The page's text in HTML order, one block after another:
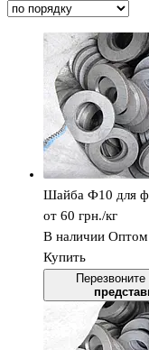
Шайба Ф10 для
от 60 грн./кг
В наличии Оптом
Купить